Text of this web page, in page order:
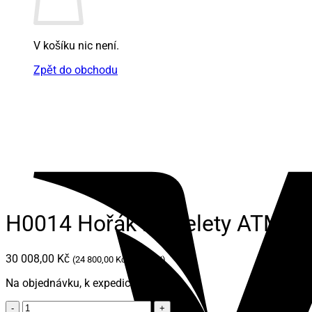
V košíku nic není.
Zpět do obchodu
H0014 Hořák na pelety
30 008,00 Kč (24 800,00 Kč bez DPH)
Na objednávku, k expedici do 7 dní
H0014